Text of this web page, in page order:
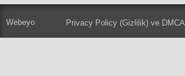
Webeyo Privacy Policy (Gizlilik) ve DMCA